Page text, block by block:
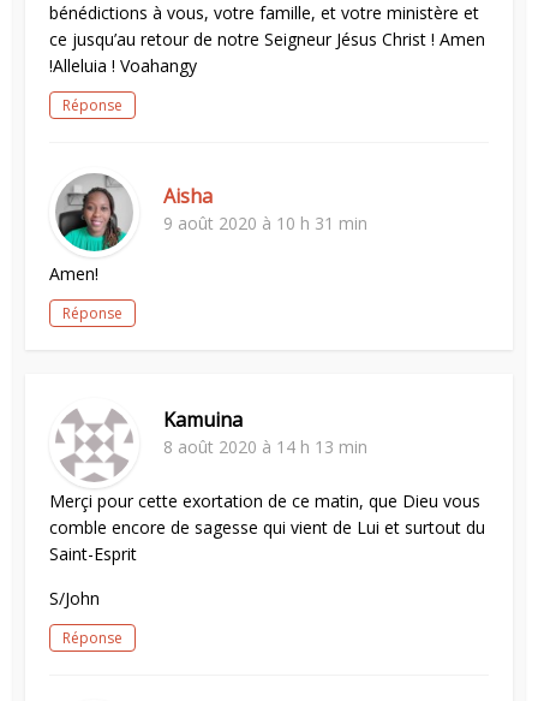
bénédictions à vous, votre famille, et votre ministère et
ce jusqu’au retour de notre Seigneur Jésus Christ ! Amen
!Alleluia ! Voahangy
Réponse
Aisha
9 août 2020 à 10 h 31 min
Amen!
Réponse
Kamuina
8 août 2020 à 14 h 13 min
Merçi pour cette exortation de ce matin, que Dieu vous
comble encore de sagesse qui vient de Lui et surtout du
Saint-Esprit
S/John
Réponse